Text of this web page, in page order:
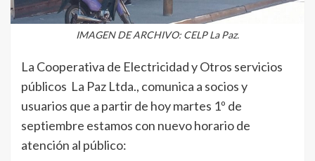
IMAGEN DE ARCHIVO: CELP La Paz.
La Cooperativa de Electricidad y Otros servicios
públicos La Paz Ltda., comunica a socios y
usuarios que a partir de hoy martes 1º de
septiembre estamos con nuevo horario de
atención al público: